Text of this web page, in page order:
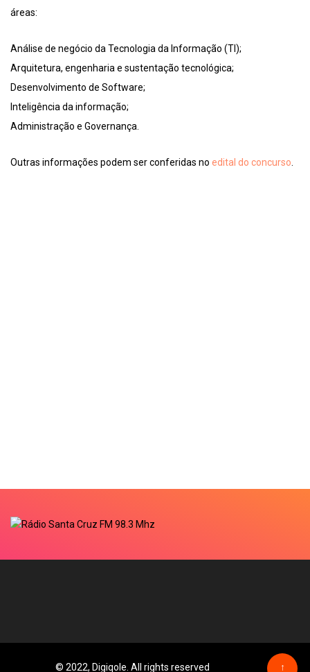
áreas:
Análise de negócio da Tecnologia da Informação (TI);
Arquitetura, engenharia e sustentação tecnológica;
Desenvolvimento de Software;
Inteligência da informação;
Administração e Governança.
Outras informações podem ser conferidas no edital do concurso.
© 2022, Digiqole. All rights reserved ↑